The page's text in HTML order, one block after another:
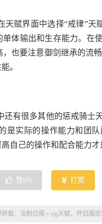
赋界面中选择“戒律”天
体输出和生存能力。在
也要注意御剑继承的流
。
有很多其他的惩戒骑士
是实际的操作能力和团
自己的操作和配合能力才
赞( 0 ) 打赏
载： 法制日报 » cjq天赋，怀旧服